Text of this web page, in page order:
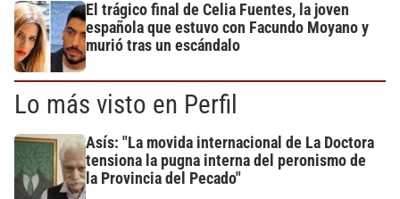
El trágico final de Celia Fuentes, la joven
española que estuvo con Facundo Moyano y
murió tras un escándalo
Lo más visto en Perfil
Asís: "La movida internacional de La Doctora
tensiona la pugna interna del peronismo de
la Provincia del Pecado"